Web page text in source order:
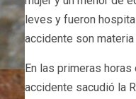
leves y fueron
accidente son
En las primeras
accidente sacudió la